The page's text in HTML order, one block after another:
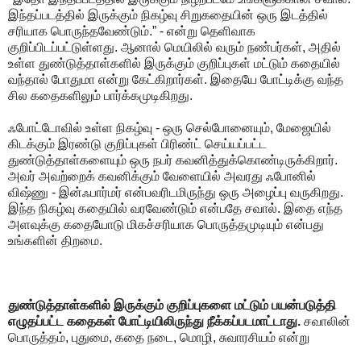
இந்தப்படத்தில் இருக்கும் நிகழ்வு சிறுகதையின் ஒரு இடத்தில்
சரியாக பொருந்தவேண்டும்.” - என்று தெளிவாக
குறிப்பிடப்பட்டுள்ளது. ஆனால் மெயிலில் வரும் நண்பர்கள், அதில்
உள்ள துண்டுத்தாள்களில் இருக்கும் குறிப்புகள் மட்டும் கதையில்
வந்தால் போதுமா என்று கேட்கிறார்கள். இதையே போட்டிக்கு வந்த
சில கதைகளிலும் பார்க்கமுடிகிறது.
ஃபோட்டோவில் உள்ள நிகழ்வு - ஒரு செல்போனையும், மேஜையில்
கிடக்கும் இரண்டு குறிப்புகள் பிரிண்ட் செய்யப்பட்ட
துண்டுத்தாள்களையும் ஒரு நபர் கவனித்துக்கொண்டிருக்கிறார்.
அவர் அவற்றைக் கவனிக்கும் வேளையில் அவரது ஃபோனில்
விஷ்ணு - இன்ஃபார்மர் என்பவரிடமிருந்து ஒரு அழைப்பு வருகிறது.
இந்த நிகழ்வு கதையில் வரவேண்டும் என்பதே சவால். இதை எந்த
அளவுக்கு கதையோடு மிகச்சரியாக பொருத்தமுடியும் என்பது
உங்களின் திறமை.
துண்டுத்தாள்களில் இருக்கும் குறிப்புகளை மட்டும் பயன்படுத்தி
எழுதப்பட்ட கதைகள் போட்டியிலிருந்து நீக்கப்படமாட்டாது. சவாலின்
பொருத்தம், புதுமை, கதை நடை, மொழி, சுவாரசியம் என்று